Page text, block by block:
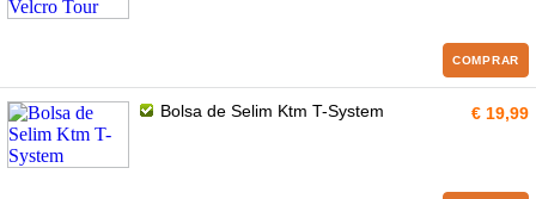
COMPRAR
Bolsa de Selim Ktm T-System € 19,99